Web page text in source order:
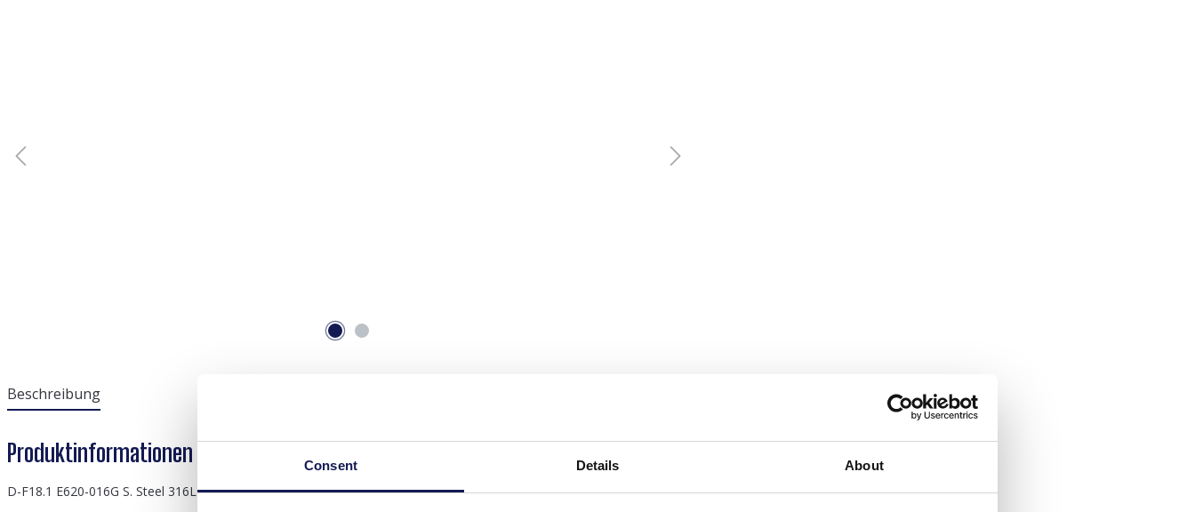
Consent Details About
Beschreibung
Produktinformationen "D-F18.1 E620-016G S. Steel 316L CZ Ear Piercing 5mm"
D-F18.1 E620-016G S. Steel 316L CZ Ear Piercing 5mm